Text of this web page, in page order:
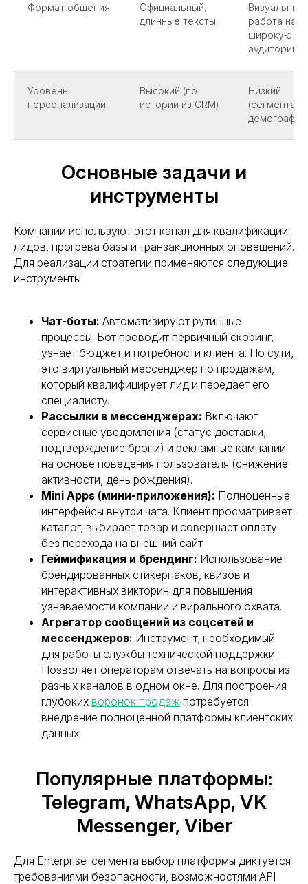
Формат общения
Официальный,
длинные тексты
Визуальный,
работа на
широкую
аудиторию
Уровень
персонализации
Высокий (по
истории из CRM)
Низкий
Основные задачи и
инструменты
Компании используют этот канал для квалификации
лидов, прогрева базы и транзакционных оповещений.
Для реализации стратегии применяются следующие
инструменты:
Чат-боты: Автоматизируют рутинные
процессы. Бот проводит первичный скоринг,
узнает бюджет и потребности клиента. По сути,
это виртуальный мессенджер по продажам,
который квалифицирует лид и передает его
специалисту.
Рассылки в мессенджерах: Включают
сервисные уведомления (статус доставки,
подтверждение брони) и рекламные кампании
на основе поведения пользователя (снижение
активности, день рождения).
Mini Apps (мини-приложения): Полноценные
интерфейсы внутри чата. Клиент просматривает
каталог, выбирает товар и совершает оплату
без перехода на внешний сайт.
Геймификация и брендинг: Использование
брендированных стикерпаков, квизов и
интерактивных викторин для повышения
узнаваемости компании и вирального охвата.
Агрегатор сообщений из соцсетей и
мессенджеров: Инструмент, необходимый
для работы службы технической поддержки.
Позволяет операторам отвечать на вопросы из
разных каналов в одном окне. Для построения
глубоких воронок продаж потребуется
внедрение полноценной платформы клиентских
данных.
Популярные платформы:
Telegram, WhatsApp, VK
Messenger, Viber
Для Enterprise-сегмента выбор платформы диктуется
требованиями безопасности, возможностями API